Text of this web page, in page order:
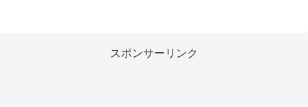
スポンサーリンク